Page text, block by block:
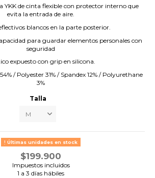
YKK de cinta flexible con protector interno que
evita la entrada de aire.
blancos en la parte posterior.
para guardar elementos personales con
seguridad
expuesto con grip en silicona.
/ Polyester 31% / Spandex 12% / Polyurethane
3%
Talla
Últimas unidades en stock
$199.900
Impuestos incluidos
1 a 3 días hábiles